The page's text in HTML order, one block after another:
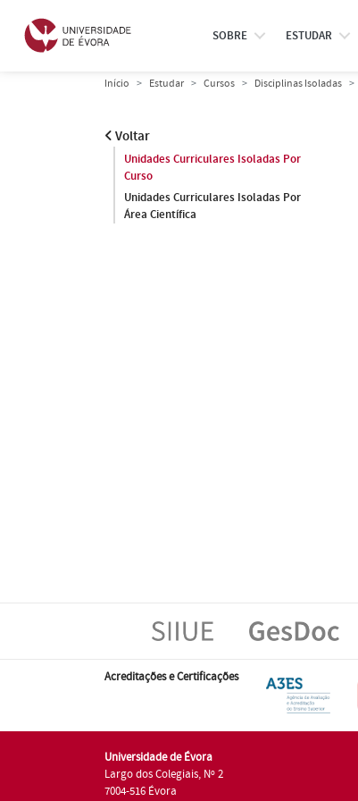
SOBRE ESTUDAR
Início Estudar Cursos Disciplinas Isoladas
Voltar
Unidades Curriculares Isoladas Por
Curso
Unidades Curriculares Isoladas Por
Área Científica
Acreditações e Certificações
Universidade de Évora
Largo dos Colegiais, Nº 2
7004-516 Évora